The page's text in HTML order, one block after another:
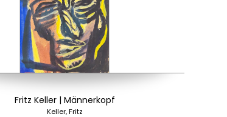
Fritz Keller | Männerkopf
Keller, Fritz